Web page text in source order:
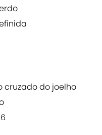
do joelho